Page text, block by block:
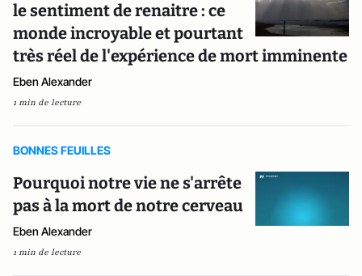
le sentiment de renaitre : ce
monde incroyable et pourtant
très réel de l'expérience de mort imminente
Eben Alexander
1 min de lecture
BONNES FEUILLES
Pourquoi notre vie ne s'arrête
pas à la mort de notre cerveau
Eben Alexander
1 min de lecture